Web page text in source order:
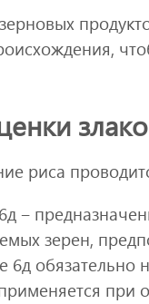
риса
‒
зерен,
6д обязательно
при